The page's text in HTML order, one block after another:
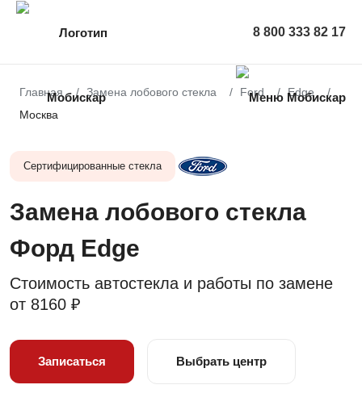
8 800 333 82 17
Главная Замена лобового стекла Ford
Edge
Москва
Сертифицированные стекла
Замена лобового стекла
Форд Edge
Стоимость автостекла и работы по замене
от 8160 ₽
Записаться Выбрать центр